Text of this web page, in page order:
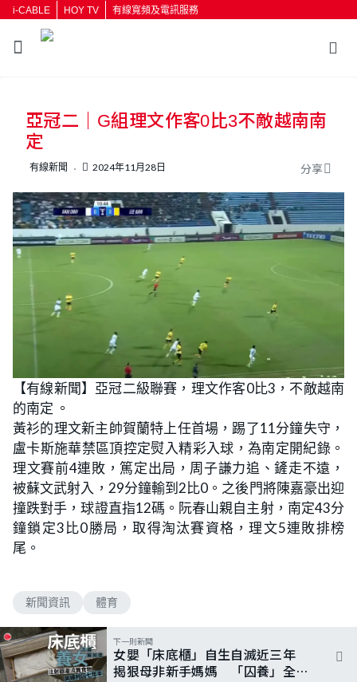
i-CABLE HOY TV 有線寬頻及電訊服務
按輸入鍵開始搜尋
亞冠二｜G組理文作客0比3不敵越南南
定
有線新聞 2024年11月28日 分享
【有線新聞】亞冠二級聯賽，理文作客0比3，不敵越南
的南定 。
黃衫的理文新主帥賀蘭特上任首場，踢了11分鐘失守，
盧卡斯施華禁區頂控定熨入精彩入球，為南定開紀錄。
理文賽前4連敗，篤定出局，周子謙力追、鏟走不遠，
被蘇文武射入，29分鐘輸到2比0。之後門將陳嘉豪出迎
撞跌對手，球證直指12碼。阮春山親自主射，南定43分
鐘鎖定3比0勝局，取得淘汰賽資格，理文5連敗排榜
尾。
新聞資訊 體育
下一則新聞
女嬰「床底櫃」自生自滅近三年
揭狠母非新手媽媽 「囚養」全歸